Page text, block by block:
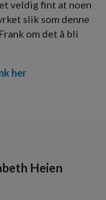
veldig fint at noen
slik som denne
om det å bli
her
Heien